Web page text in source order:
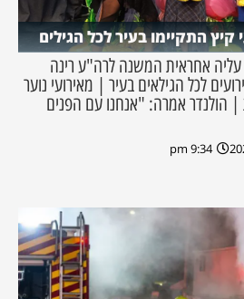
קיץ התקיימו בעיר לכל הגילים
אחראית המשנה לרה"ע רינה
לכל הגילאים בעיר | מאירועי נוער
| הולנדר אמרה: "אנחנו עם הפנים
9:34 pm